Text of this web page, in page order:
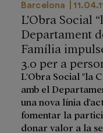
Barcelona
L’Obra Social
Departament
Família
3.0 per a
L'Obra Social "la
amb el
una nova línia
fomentar la
donar valor a la